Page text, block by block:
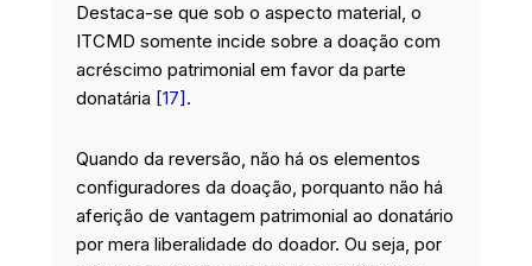
Destaca-se que sob o aspecto material, o
ITCMD somente incide sobre a doação com
acréscimo patrimonial em favor da parte
donatária [17] .
Quando da reversão, não há os elementos
configuradores da doação, porquanto não há
aferição de vantagem patrimonial ao donatário
por mera liberalidade do doador. Ou seja, por